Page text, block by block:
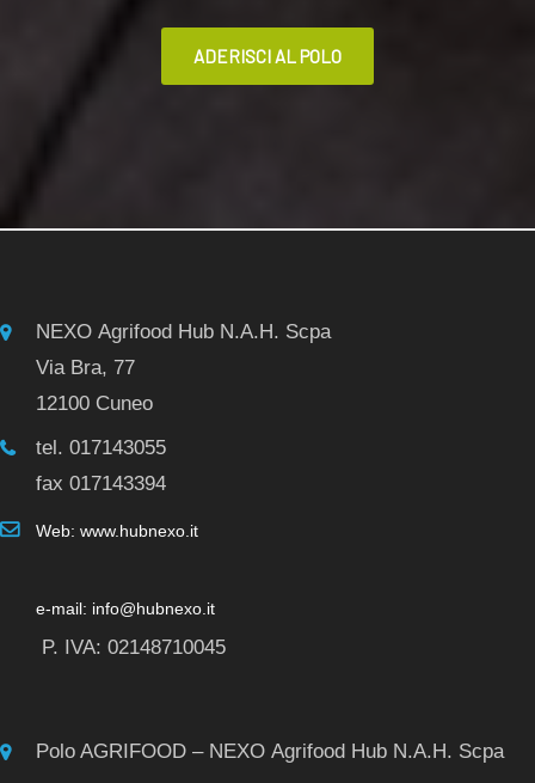
ADERISCI AL POLO
NEXO Agrifood Hub N.A.H. Scpa
Via Bra, 77
12100 Cuneo
tel. 017143055
fax 017143394
Web: www.hubnexo.it
e-mail: info@hubnexo.it
P. IVA: 02148710045
Polo AGRIFOOD – NEXO Agrifood Hub N.A.H. Scpa